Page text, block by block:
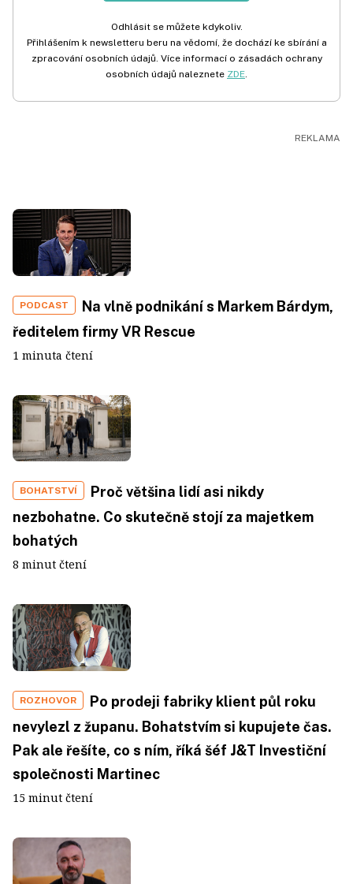
Odhlásit se můžete kdykoliv.
Přihlášením k newsletteru beru na vědomí, že dochází ke sbírání a
zpracování osobních údajů. Více informací o zásadách ochrany
osobních údajů naleznete ZDE.
PODCAST
Na vlně podnikání s Markem Bárdym,
ředitelem firmy VR Rescue
1 minuta čtení
BOHATSTVÍ
Proč většina lidí asi nikdy
nezbohatne. Co skutečně stojí za majetkem
bohatých
8 minut čtení
ROZHOVOR
Po prodeji fabriky klient půl roku
nevylezl z županu. Bohatstvím si kupujete čas.
Pak ale řešíte, co s ním, říká šéf J&T Investiční
společnosti Martinec
15 minut čtení